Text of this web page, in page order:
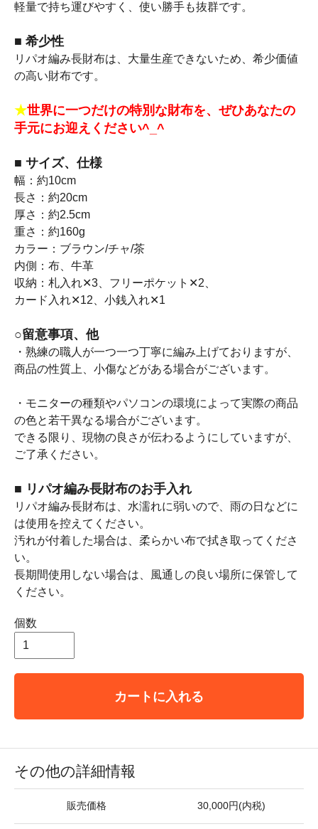
軽量で持ち運びやすく、使い勝手も抜群です。
■ 希少性
リパオ編み長財布は、大量生産できないため、希少価値
の高い財布です。
★世界に一つだけの特別な財布を、ぜひあなたの
手元にお迎えください^_^
■ サイズ、仕様
幅：約10cm
長さ：約20cm
厚さ：約2.5cm
重さ：約160g
カラー：ブラウン/チャ/茶
内側：布、牛革
収納：札入れ✕3、フリーポケット✕2、
カード入れ✕12、小銭入れ✕1
○留意事項、他
・熟練の職人が一つ一つ丁寧に編み上げておりますが、
商品の性質上、小傷などがある場合がございます。
・モニターの種類やパソコンの環境によって実際の商品
の色と若干異なる場合がございます。
できる限り、現物の良さが伝わるようにしていますが、
ご了承ください。
■ リパオ編み長財布のお手入れ
リパオ編み長財布は、水濡れに弱いので、雨の日などに
は使用を控えてください。
汚れが付着した場合は、柔らかい布で拭き取ってくださ
い。
長期間使用しない場合は、風通しの良い場所に保管して
ください。
個数
カートに入れる
その他の詳細情報
販売価格 30,000円(内税)